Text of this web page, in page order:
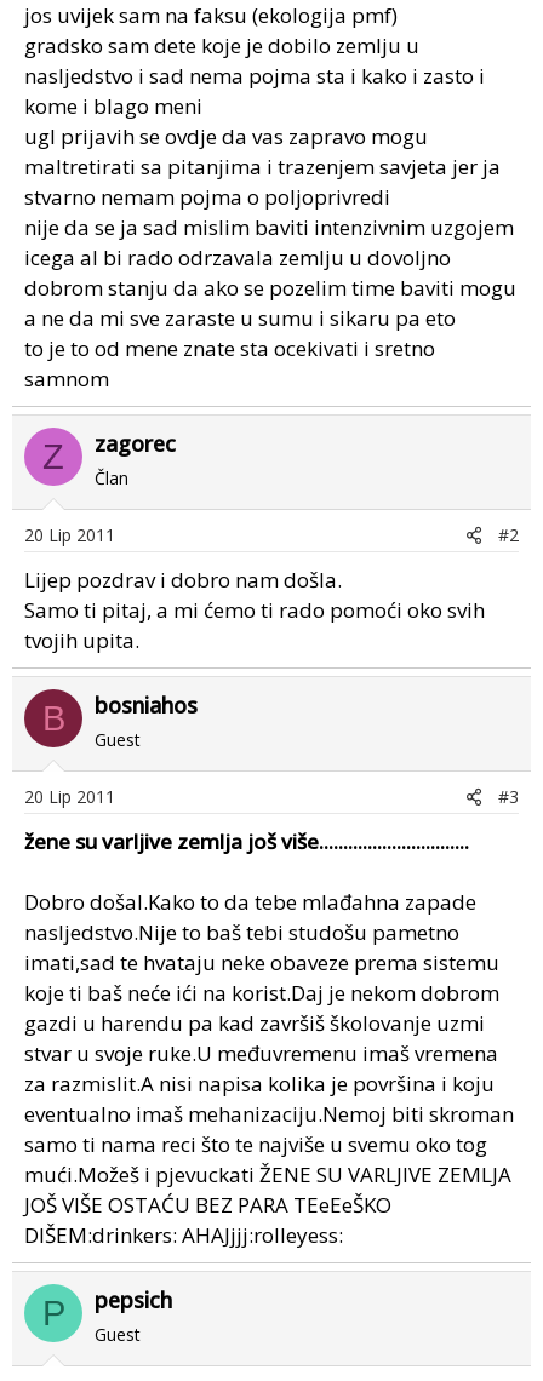
u
o
p
o
s
t
a
jos uvijek sam na faksu (ekologija pmf)
gradsko sam dete koje je dobilo zemlju u
nasljedstvo i sad nema pojma sta i kako i zasto i
kome i blago meni
ugl prijavih se ovdje da vas zapravo mogu
maltretirati sa pitanjima i trazenjem savjeta jer ja
stvarno nemam pojma o poljoprivredi
nije da se ja sad mislim baviti intenzivnim uzgojem
icega al bi rado odrzavala zemlju u dovoljno
dobrom stanju da ako se pozelim time baviti mogu
a ne da mi sve zaraste u sumu i sikaru pa eto
to je to od mene znate sta ocekivati i sretno
samnom
Z zagorec
Član
20 Lip 2011 #2
Lijep pozdrav i dobro nam došla.
Samo ti pitaj, a mi ćemo ti rado pomoći oko svih
tvojih upita.
B bosniahos
Guest
20 Lip 2011 #3
žene su varljive zemlja još više...............................
Dobro došal.Kako to da tebe mlađahna zapade
nasljedstvo.Nije to baš tebi studošu pametno
imati,sad te hvataju neke obaveze prema sistemu
koje ti baš neće ići na korist.Daj je nekom dobrom
gazdi u harendu pa kad završiš školovanje uzmi
stvar u svoje ruke.U međuvremenu imaš vremena
za razmislit.A nisi napisa kolika je površina i koju
eventualno imaš mehanizaciju.Nemoj biti skroman
samo ti nama reci što te najviše u svemu oko tog
mući.Možeš i pjevuckati ŽENE SU VARLJIVE ZEMLJA
JOŠ VIŠE OSTAĆU BEZ PARA TEeEeŠKO
DIŠEM:drinkers: AHAJjjj:rolleyess:
P pepsich
Guest